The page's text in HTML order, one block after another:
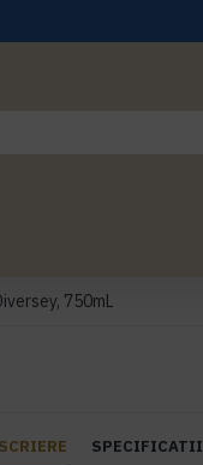
750mL
SPECIFICATII